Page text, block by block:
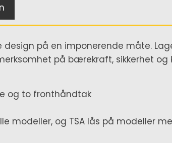
design på en imponerende måte.
på bærekraft, sikkerhet
og to fronthåndtak
modeller, og TSA lås på modeller